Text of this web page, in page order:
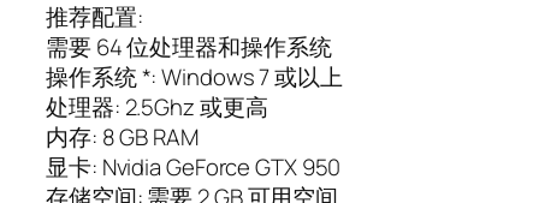
推荐配置:
需要 64 位处理器和操作系统
操作系统 *: Windows 7 或以上
处理器: 2.5Ghz 或更高
内存: 8 GB RAM
显卡: Nvidia GeForce GTX 950